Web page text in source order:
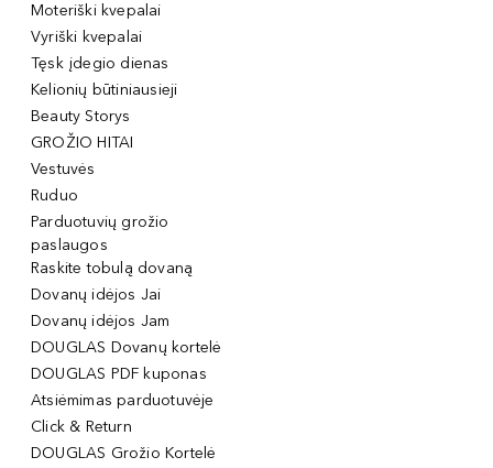
Moteriški kvepalai
Vyriški kvepalai
Tęsk įdegio dienas
Kelionių būtiniausieji
Beauty Storys
GROŽIO HITAI
Vestuvės
Ruduo
Parduotuvių grožio
paslaugos
Raskite tobulą dovaną
Dovanų idėjos Jai
Dovanų idėjos Jam
DOUGLAS Dovanų kortelė
DOUGLAS PDF kuponas
Atsiėmimas parduotuvėje
Click & Return
DOUGLAS Grožio Kortelė